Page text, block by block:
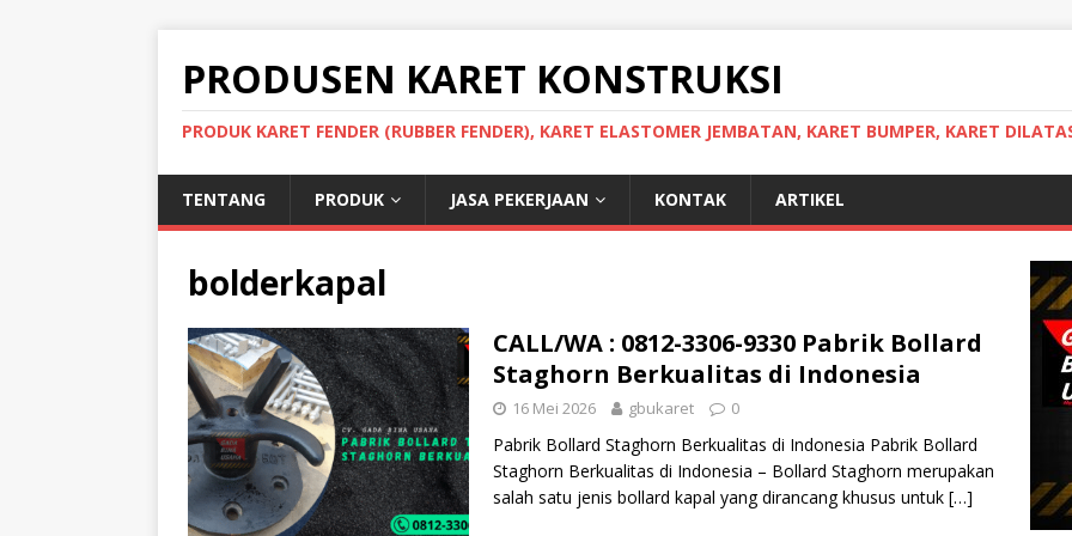
PRODUSEN KARET KONSTRUKSI
PRODUK KARET FENDER (RUBBER FENDER), KARET ELASTOMER JEMBATAN, KARET BUMPER, KARET
TENTANG PRODUK JASA PEKERJAAN KONTAK ARTIKEL
bolderkapal
CALL/WA : 0812-3306-9330 Pabrik Bollard
Staghorn Berkualitas di Indonesia
16 Mei 2026 gbukaret 0
Pabrik Bollard Staghorn Berkualitas di Indonesia Pabrik Bollard
Staghorn Berkualitas di Indonesia – Bollard Staghorn merupakan
salah satu jenis bollard kapal yang dirancang khusus untuk […]